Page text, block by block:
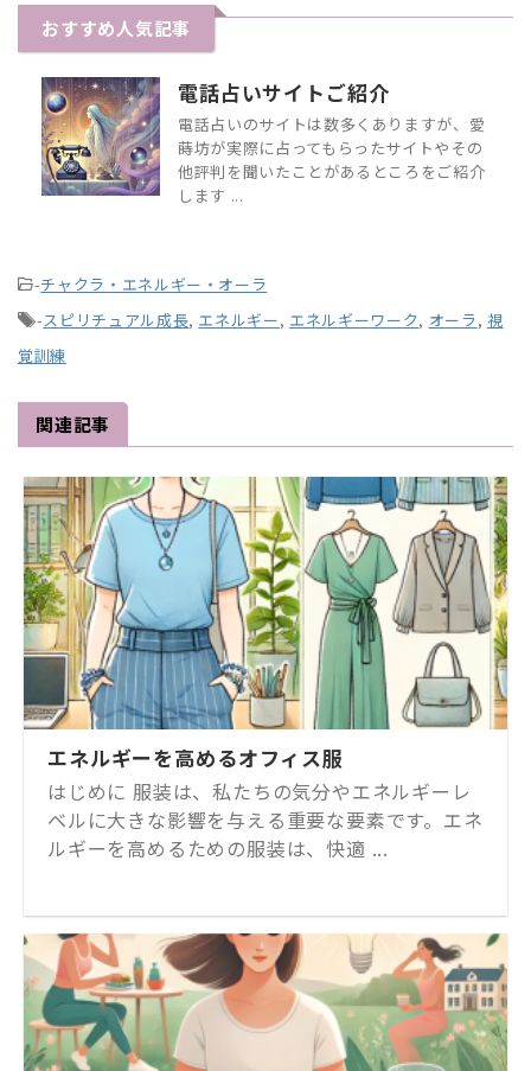
おすすめ人気記事
電話占いサイトご紹介
電話占いのサイトは数多くありますが、愛
蒔坊が実際に占ってもらったサイトやその
他評判を聞いたことがあるところをご紹介
します ...
-チャクラ・エネルギー・オーラ
-スピリチュアル成長, エネルギー, エネルギーワーク, オーラ, 視
覚訓練
関連記事
エネルギーを高めるオフィス服
はじめに 服装は、私たちの気分やエネルギーレ
ベルに大きな影響を与える重要な要素です。エネ
ルギーを高めるための服装は、快適 ...